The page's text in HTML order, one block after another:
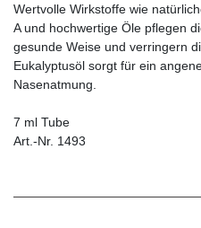
Wertvolle Wirkstoffe wie
A und hochwertige Öle pflegen
gesunde Weise und verringern
Eukalyptusöl sorgt für ein
Nasenatmung.
7 ml Tube
Art.-Nr. 1493